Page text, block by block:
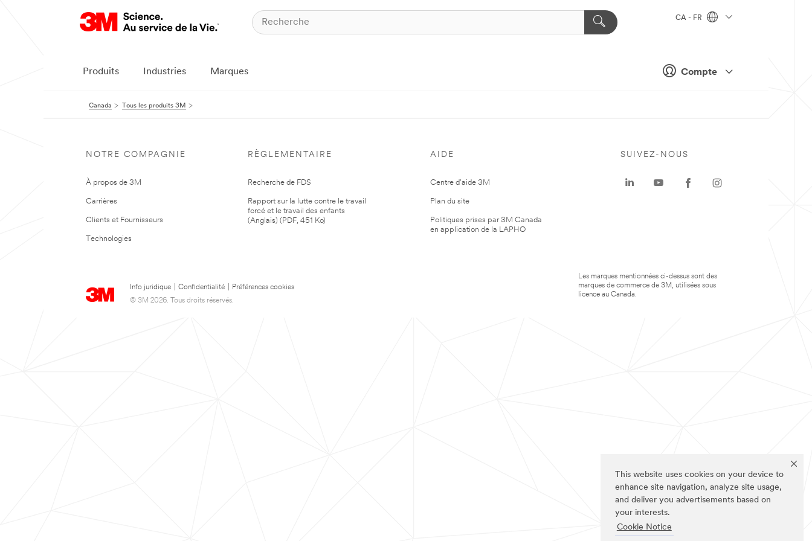
This website uses cookies on your device to
enhance site navigation, analyze site usage,
and deliver you advertisements based on
your interests.
Cookie Notice
Compte
CA - FR
Produits Industries Marques
Canada Tous les produits 3M
NOTRE COMPAGNIE
À propos de 3M
Carrières
Clients et Fournisseurs
Technologies
RÈGLEMENTAIRE
Recherche de FDS
Rapport sur la lutte contre le travail
forcé et le travail des enfants
(Anglais) (PDF, 451 Ko)
AIDE
Centre d'aide 3M
Plan du site
Politiques prises par 3M Canada
en application de la LAPHO
Info juridique Confidentialité
Préférences cookies
© 3M 2026. Tous droits réservés.
SUIVEZ-NOUS
Les marques mentionnées ci-dessus sont des
marques de commerce de 3M, utilisées sous
licence au Canada.